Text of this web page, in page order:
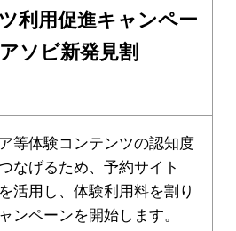
利用促進キャンペー
ソビ新発見割
等体験コンテンツの認知度
なげるため、予約サイト
活用し、体験利用料を割り
ンペーンを開始します。